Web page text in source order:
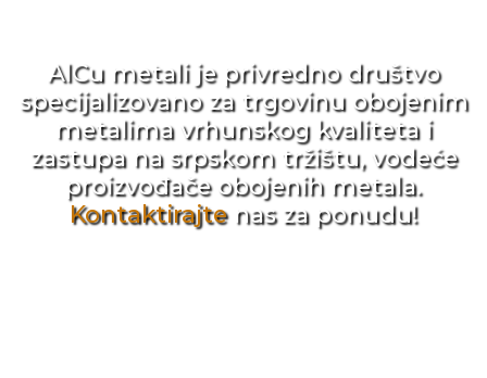
AlCu metali je privredno društvo
specijalizovano za trgovinu obojenim
metalima vrhunskog kvaliteta i
zastupa na srpskom tržištu, vodeće
proizvođače obojenih metala.
Kontaktirajtenas za ponudu!